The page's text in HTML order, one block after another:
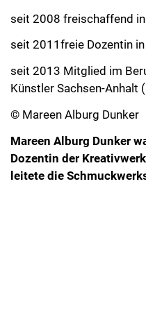
seit 2008 freischaffend
seit 2011freie Dozentin
seit 2013 Mitglied im
Künstler Sachsen-Anhalt
© Mareen Alburg Dunker
Mareen Alburg Dunker
Dozentin der
leitete die